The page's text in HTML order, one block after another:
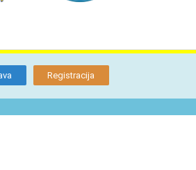
Registracija